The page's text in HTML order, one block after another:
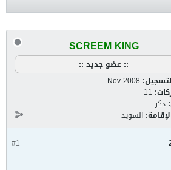
SCREEM KING
:: عضو جديد ::
Nov 2008
11
ذكر
السويد
#1